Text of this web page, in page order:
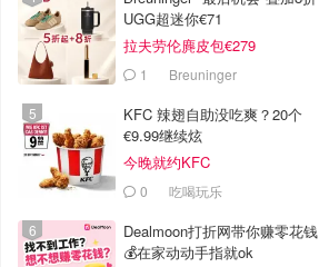
UGG超迷你€71
拉夫劳伦麂皮包€279
1 Breuninger
KFC 辣翅自助没吃爽？20个
€9.99继续炫
今晚就约KFC
0 吃喝玩乐
Dealmoon打折网带你赚零花钱
💰在家动动手指就ok